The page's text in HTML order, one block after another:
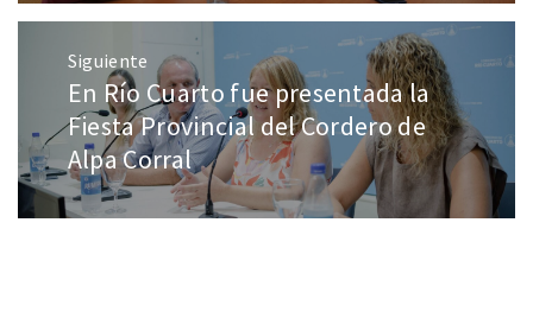
Siguiente
En Río Cuarto fue presentada la
Fiesta Provincial del Cordero de
Alpa Corral